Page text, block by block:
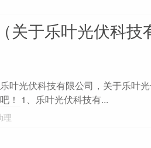
关于乐叶光伏科技
叶光伏科技有限公司，关于乐叶
！ 1、乐叶光伏科技有...
理